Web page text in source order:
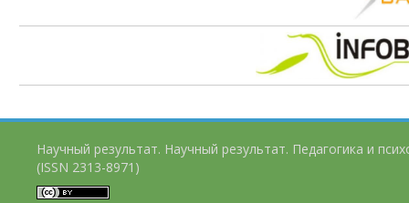
Научный результат. Научный результат. Педагогика и
(ISSN 2313-8971)